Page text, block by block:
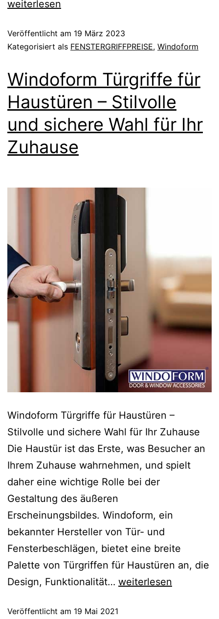
weiterlesen
Veröffentlicht am 19 März 2023
Kategorisiert als FENSTERGRIFFPREISE, Windoform
Windoform Türgriffe für
Haustüren – Stilvolle
und sichere Wahl für Ihr
Zuhause
Windoform Türgriffe für Haustüren –
Stilvolle und sichere Wahl für Ihr Zuhause
Die Haustür ist das Erste, was Besucher an
Ihrem Zuhause wahrnehmen, und spielt
daher eine wichtige Rolle bei der
Gestaltung des äußeren
Erscheinungsbildes. Windoform, ein
bekannter Hersteller von Tür- und
Fensterbeschlägen, bietet eine breite
Palette von Türgriffen für Haustüren an, die
Design, Funktionalität… weiterlesen
Veröffentlicht am 19 Mai 2021